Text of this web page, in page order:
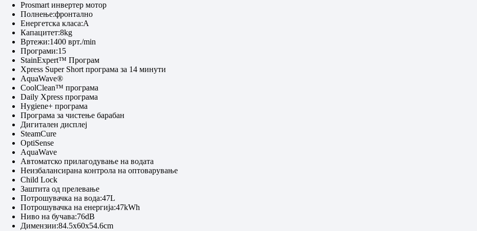
Prosmart инвертер мотор
Полнење:фронтално
Енергетска класа:A
Капацитет:8kg
Вртежи:1400 врт./min
Програми:15
StainExpert™ Програм
Xpress Super Short програма за 14 минути
AquaWave®
CoolClean™ програма
Daily Xpress програма
Hygiene+ програма
Програма за чистење барабан
Дигитален дисплеј
SteamCure
OptiSense
AquaWave
Автоматско прилагодување на водата
Неизбалансирана контрола на оптоварување
Child Lock
Заштита од прелевање
Потрошувачка на вода:47L
Потрошувачка на енергија:47kWh
Ниво на бучава:76dB
Димензии:84.5x60x54.6cm